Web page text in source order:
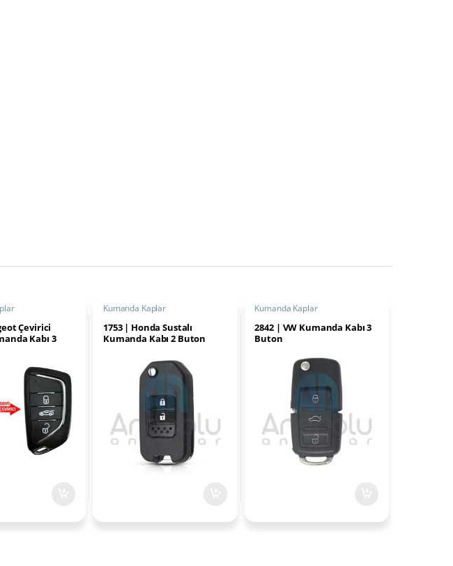
Çevirici
Kabı 3
Kumanda Kaplar
1753 | Honda Sustalı
Kumanda Kabı 2 Buton
Kumanda Kaplar
2842 | VW Kumanda Kabı 3
Buton